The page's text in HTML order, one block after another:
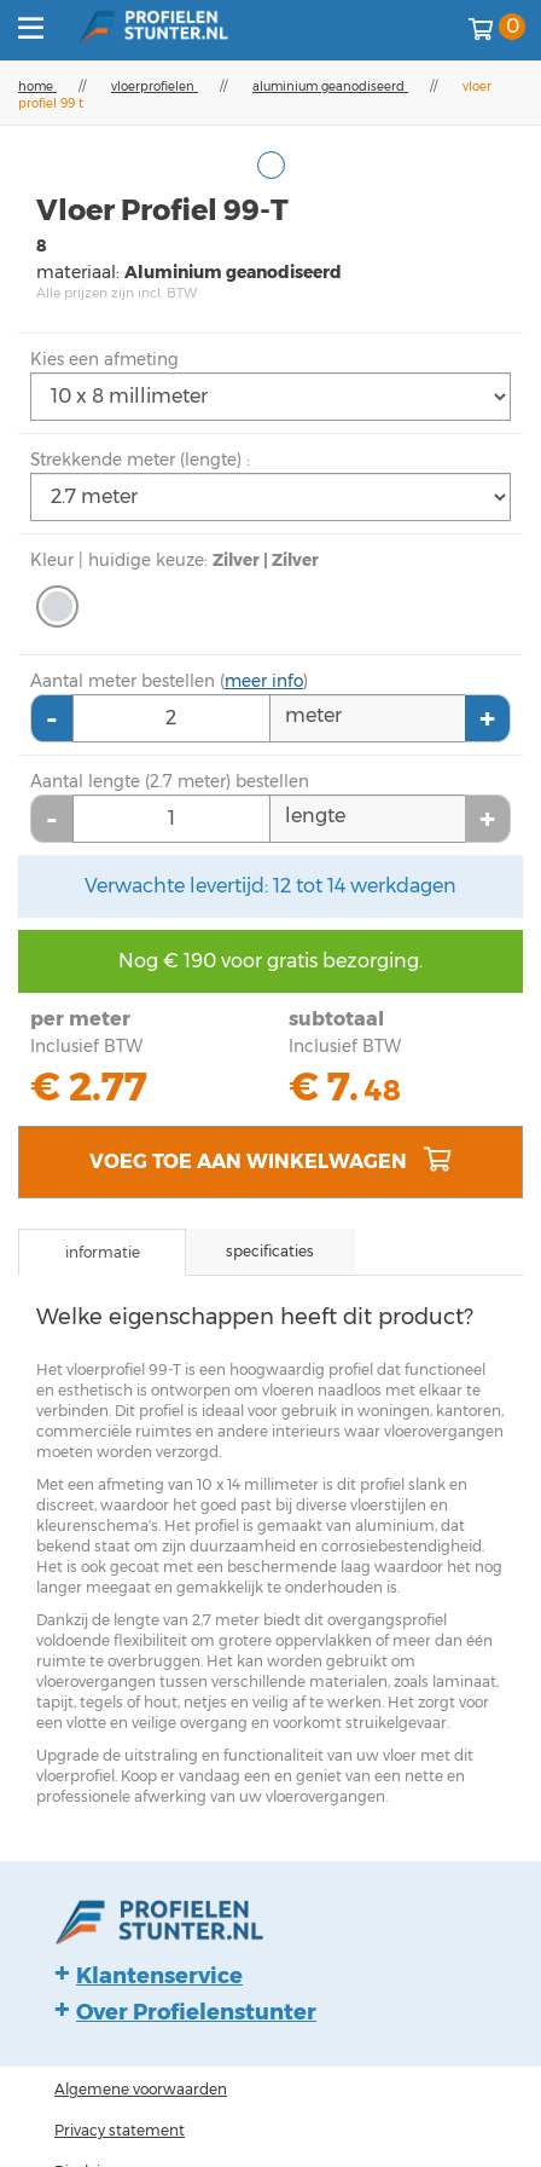
0
home // vloerprofielen // aluminium geanodiseerd // vloer
profiel 99 t
Vloer Profiel 99-T
8
materiaal: Aluminium geanodiseerd
Alle prijzen zijn incl. BTW
Kies een afmeting
Strekkende meter (lengte) :
Kleur | huidige keuze: Zilver | Zilver
Aantal meter bestellen (meer info)
- meter +
Aantal lengte (2.7 meter) bestellen
- lengte +
Verwachte levertijd: 12 tot 14 werkdagen
Nog € 190 voor gratis bezorging.
per meter
Inclusief BTW
€ 2.77
subtotaal
Inclusief BTW
€7. 48
VOEG TOE AAN WINKELWAGEN
informatie specificaties
Welke eigenschappen heeft dit product?
Het vloerprofiel 99-T is een hoogwaardig profiel dat functioneel
en esthetisch is ontworpen om vloeren naadloos met elkaar te
verbinden. Dit profiel is ideaal voor gebruik in woningen, kantoren,
commerciële ruimtes en andere interieurs waar vloerovergangen
moeten worden verzorgd.
Met een afmeting van 10 x 14 millimeter is dit profiel slank en
discreet, waardoor het goed past bij diverse vloerstijlen en
kleurenschema's. Het profiel is gemaakt van aluminium, dat
bekend staat om zijn duurzaamheid en corrosiebestendigheid.
Het is ook gecoat met een beschermende laag waardoor het nog
langer meegaat en gemakkelijk te onderhouden is.
Dankzij de lengte van 2,7 meter biedt dit overgangsprofiel
voldoende flexibiliteit om grotere oppervlakken of meer dan één
ruimte te overbruggen. Het kan worden gebruikt om
vloerovergangen tussen verschillende materialen, zoals laminaat,
tapijt, tegels of hout, netjes en veilig af te werken. Het zorgt voor
een vlotte en veilige overgang en voorkomt struikelgevaar.
Upgrade de uitstraling en functionaliteit van uw vloer met dit
vloerprofiel. Koop er vandaag een en geniet van een nette en
professionele afwerking van uw vloerovergangen.
Klantenservice
Over Profielenstunter
Algemene voorwaarden
Privacy statement